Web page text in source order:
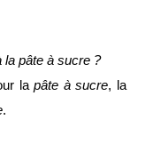
la pâte à sucre ?
lapâte à sucre, la
.